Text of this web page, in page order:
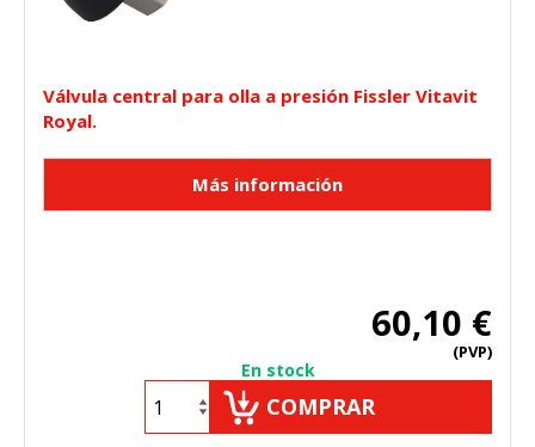
Válvula central para olla a presión Fissler Vitavit
Royal.
60,10 €
(PVP)
En stock
COMPRAR